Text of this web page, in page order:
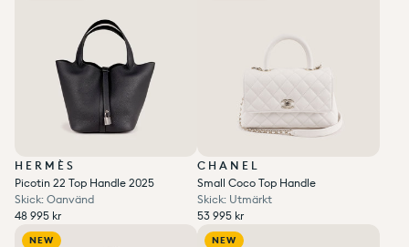
HERMÈS
Picotin 22 Top Handle 2025
Skick: Oanvänd
Ordinarie pris
48 995 kr
Ordinarie pris
Reapris
48 995 kr
CHANEL
Small Coco Top Handle
Skick: Utmärkt
Ordinarie pris
53 995 kr
Ordinarie pris
Reapris
53 995 kr
Add to wishlist
NEW Add to wishlist
NEW